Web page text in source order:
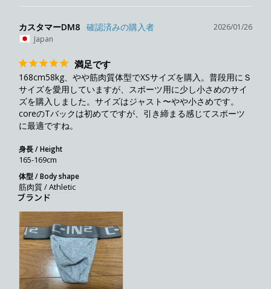
ブランド
2026/01/26
カスタマーDM8
Japan
満足です
168cm58kg、やや筋肉質体型でXSサイズを購入。普段用にＳ
サイズを愛用していますが、スポーツ用に少し小さめのサイ
ズを購入しました。サイズはジャスト〜やや小さめです。
coreのTバックは初めてですが、引き締まる感じてスポーツ
に最適ですね。
身長 / Height
165-169cm
体型 / Body shape
筋肉質 / Athletic